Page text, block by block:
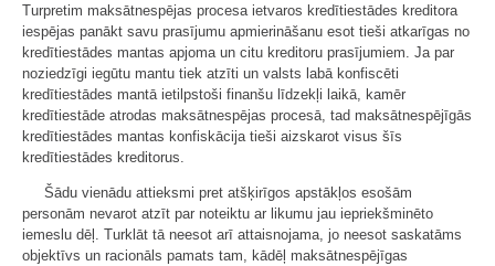
Turpretim maksātnespējas procesa ietvaros kredītiestādes kreditora
iespējas panākt savu prasījumu apmierināšanu esot tieši atkarīgas no
kredītiestādes mantas apjoma un citu kreditoru prasījumiem. Ja par
noziedzīgi iegūtu mantu tiek atzīti un valsts labā konfiscēti
kredītiestādes mantā ietilpstoši finanšu līdzekļi laikā, kamēr
kredītiestāde atrodas maksātnespējas procesā, tad maksātnespējīgās
kredītiestādes mantas konfiskācija tieši aizskarot visus šīs
kredītiestādes kreditorus.
Šādu vienādu attieksmi pret atšķirīgos apstākļos esošām
personām nevarot atzīt par noteiktu ar likumu jau iepriekšminēto
iemeslu dēļ. Turklāt tā neesot arī attaisnojama, jo neesot saskatāms
objektīvs un racionāls pamats tam, kādēļ maksātnespējīgas